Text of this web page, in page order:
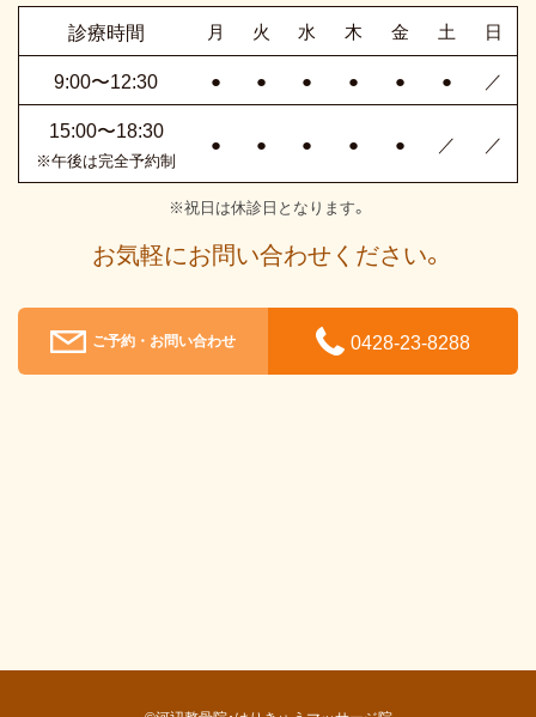
診療時間 月 火 水 木 金 土 日
9:00〜12:30 ● ● ● ● ● ● ／
15:00〜18:30
※午後は完全予約制
● ● ● ● ● ／ ／
※祝日は休診日となります。
お気軽にお問い合わせください。
ご予約・お問い合わせ 0428-23-8288